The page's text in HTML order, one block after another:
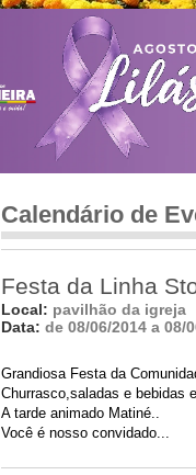
CONHEÇA MEDIANEIRA
Calendário de
Festa da Linha
Local: pavilhão da igreja
Data: de 08/06/2014 a 08/
Grandiosa Festa da
Churrasco,saladas e bebidas
A tarde animado Matiné..
Você é nosso convidado...